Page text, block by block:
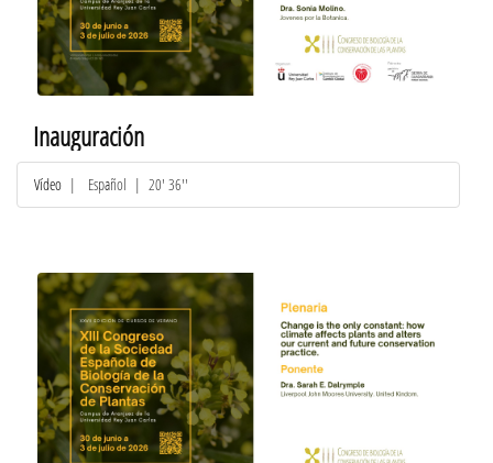
Inauguración
Vídeo | Español | 20' 36''